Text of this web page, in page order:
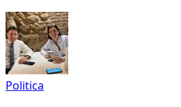
Politica